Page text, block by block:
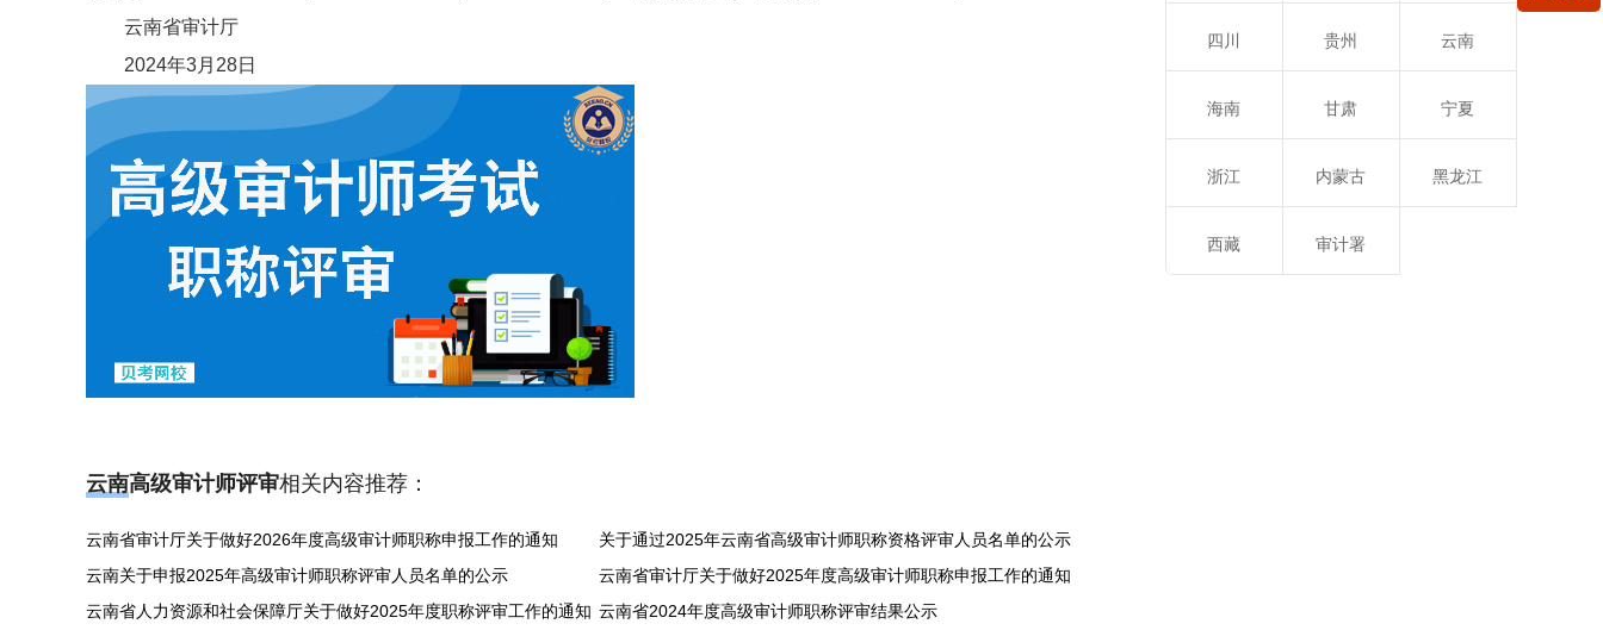
云南省审计厅
2024年3月28日
云南高级审计师评审相关内容推荐：
云南省审计厅关于做好2026年度高级审计师职称申报工作的通知
关于通过2025年云南省高级审计师职称资格评审人员名单的公示
云南关于申报2025年高级审计师职称评审人员名单的公示
云南省审计厅关于做好2025年度高级审计师职称申报工作的通知
云南省人力资源和社会保障厅关于做好2025年度职称评审工作的通知 云南省2024年度高级审计师职称评审结果公示
四川 贵州 云南
海南 甘肃 宁夏
浙江 内蒙古 黑龙江
西藏 审计署